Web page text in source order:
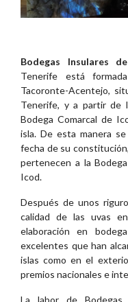
Bodegas Insulares
Tenerife está
Tacoronte-Acentejo,
Tenerife, y a partir de
Bodega Comarcal de
isla. De esta manera
fecha de su
pertenecen a la
Icod.
Después de unos
calidad de las uvas
elaboración en
excelentes que han
islas como en el
premios nacionales e
La labor de Bodegas